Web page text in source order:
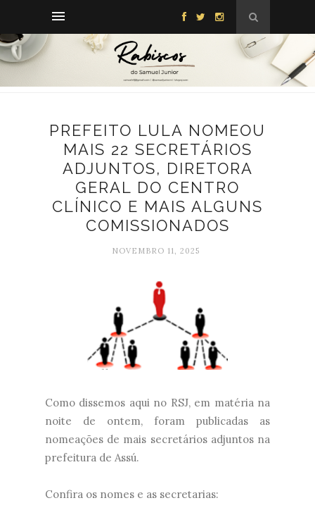
PREFEITO LULA NOMEOU
MAIS 22 SECRETÁRIOS
ADJUNTOS, DIRETORA
GERAL DO CENTRO
CLÍNICO E MAIS ALGUNS
COMISSIONADOS
NOVEMBRO 11, 2025
Como dissemos aqui no RSJ, em matéria na
noite de ontem, foram publicadas as
nomeações de mais secretários adjuntos na
prefeitura de Assú.
Confira os nomes e as secretarias: